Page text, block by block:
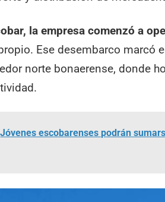
la empresa comenzó a
Ese desembarco marcó
norte bonaerense, donde
Jóvenes escobarenses podrán